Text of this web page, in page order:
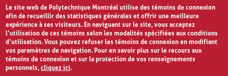
Le site web de Polytechnique Montréal utilise des témoins de connexion
afin de recueillir des statistiques générales et offrir une meilleure
expérience à ses visiteurs. En naviguant sur le site, vous acceptez
l’utilisation de ces témoins selon les modalités spécifiées aux conditions
d’utilisation. Vous pouvez refuser les témoins de connexion en modifiant
vos paramètres de navigation. Pour en savoir plus sur le recours aux
témoins de connexion et sur la protection de vos renseignements
personnels,cliquez ici.